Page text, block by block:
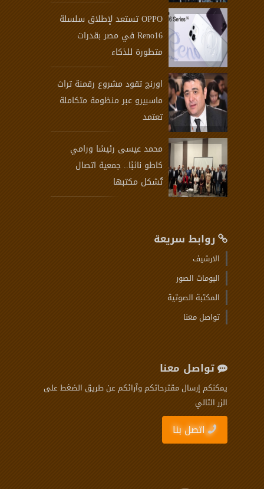
OPPO تستعد لإطلاق سلسلة
Reno16 في مصر بقدرات
متطورة للذكاء
اورنچ تقود مشروع رقمنة تراث
ماسبيرو عبر منظومة متكاملة
تعتمد
محمد عيسى رئيسًا ورامي
كاطو نائبًا.. جمعية اتصال
تُشكل مكتبها
روابط سريعة
الارشيف
البومات الصور
المكتبة الصوتية
تواصل معنا
تواصل معنا
يمكنكم إرسال مقترحاتكم وآرائكم عن طريق الضغط على
الزر التالي
اتصل بنا